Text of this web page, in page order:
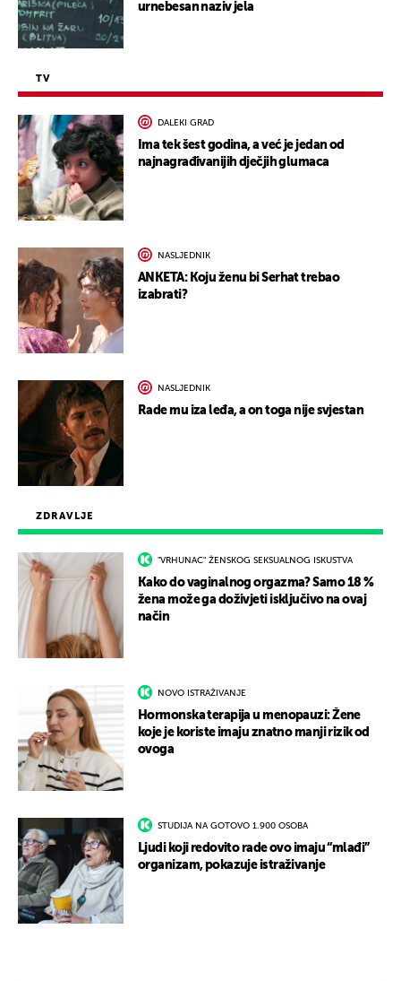
ZDRAVLJE
"VRHUNAC" ŽENSKOG SEKSUALNOG ISKUSTVA
Kako do vaginalnog orgazma? Samo 18 %
žena može ga doživjeti isključivo na ovaj
način
NOVO ISTRAŽIVANJE
Hormonska terapija u menopauzi: Žene
koje je koriste imaju znatno manji rizik od
ovoga
STUDIJA NA GOTOVO 1.900 OSOBA
Ljudi koji redovito rade ovo imaju “mlađi”
organizam, pokazuje istraživanje
urnebesan naziv jela
TV
DALEKI GRAD
Ima tek šest godina, a već je jedan od
najnagrađivanijih dječjih glumaca
NASLJEDNIK
ANKETA: Koju ženu bi Serhat trebao
izabrati?
NASLJEDNIK
Rade mu iza leđa, a on toga nije svjestan